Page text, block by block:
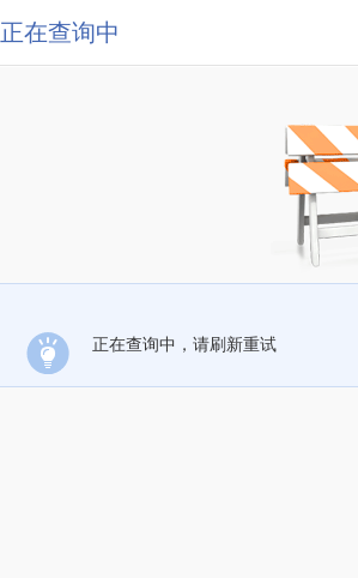
正在查询中
正在查询中，请刷新重试